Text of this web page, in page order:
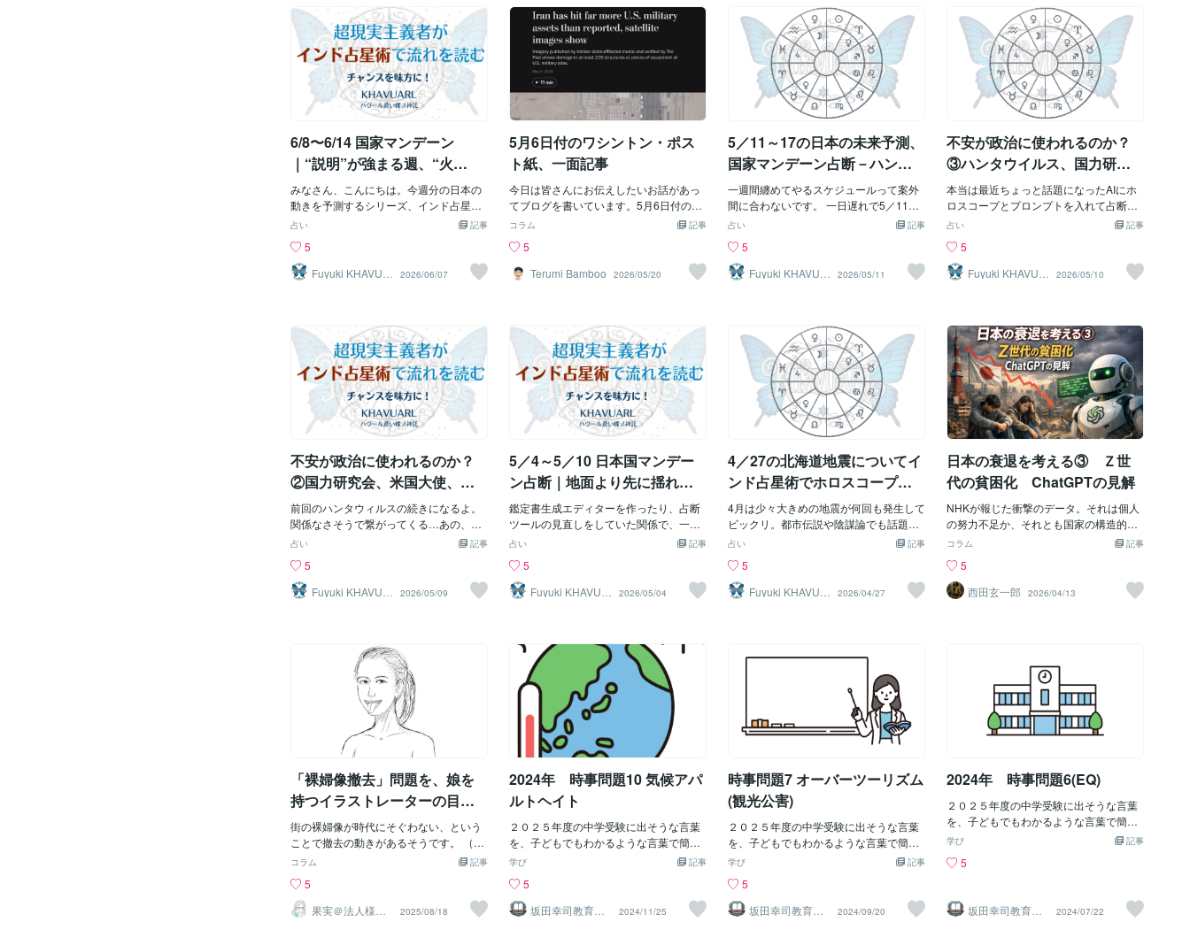
は、なぜ皇室典範に踏み込まないのか個
人的に不思議なのは、自称霊能者が皇室
典範の話をあまりしていないように見え
ることだ。神様の声が聞こえる。龍神様
とつながっている。天照大御神からメッ
セージを受け取った。日本の神々が動い
ている。そういう話は、スピリチュアル
界隈ではよく見る。ならば、皇室典範の
話こそ、もっと語られてもよさそうなも
のだ。天皇の話である。皇統の話であ
る。神話の
任の重さ」という象徴とは重なる。ただ
し、個人の死に関する出来事を、あとか
ら都合よく占断に回収するのは危険だ。
報道では、茨城県下妻市の須藤豊次市長
が死亡しているのが見つかり、警察は自
殺の可能性があるとみて調べているとさ
れている。ここで僕が書けるのは、死因
行政のトップ」「就任直後の重圧」「公
務と責任」「見えない負担」という
件”より“書類と仕組みが動く”タイプのニ
ュース。昨日の読みで言った「隠れてい
たものが表に出る」より「誰かが整理し
なければいけない形で表に出る」のう
ち、4/17はかなり後者寄りでした。一方
で、統一教会問題は、少なくとも4/18 0
0:28 JSTまでに確認した範囲では、4/17
に見出し級の新展開は見え
出やすいと見ているのは、次のようなも
のだ。・内部資料、証言、リーク、捜査
進展・被害者、補償、清算、支援、制度
設計・交通、通信、ライフライン、物流
の詰まり・水、液体、地下、港湾、医
療、薬、見えにくい場所のトラブル今日
は、“隠れていたものが表に出る”だけで
形で表に出る”という出方をしやすい。1.
宗教・裁判・被害者救済・組織清算の話
ここはかなり強い。旧統一教会に限ら
ず、宗教団体、学校、理念集団、公益法
人、被害者対応、補償、差し止め、司法
手続きのようなテーマが動きやすい。し
り、書類が動く、整理が進む、支援や制
度の次の一手が出るこの形のほうが図に
合う。2. エプスタイン文書型の“文書その
るというより、追加文書、追加証言、公
開方法の争い、誰が何を隠していたかの
論点整理といった出方が近い。今日は情
報の中身そのものと同じくらい、どう出
したか、誰が止めたか、どこまで出した
かが争点になりやすい。3. 交通・通信・
物流・港湾・海運ここも昨日より強い。
遅延・一部不具合・現場のバタつきが
た、秋葉弘道さんが社長を務めるスーパ
ーといえば何？（アキダイ） 第4問：CE
Oのシュテファン・カウフマン氏が違法
薬物の輸入の疑いで辞任を発表した、精
密機器で有名なメーカーといえばどこ？
（オリンパス） 第5問：昨日行われた「N
HK新人お笑い大賞」で、大賞を受賞した
お笑いコンビといえば何？（エバース）
第6問：東京7区にくら替えも、落選した
自民党の元オリンピック担当大臣といえ
ば誰？（丸川珠代） 第7問：ホストの売
掛金めぐる傷害事件が元で都内初の営業
停止処分が決まった、東京・歌舞伎町の
ホストクラブといえば何？（KINGDO
員長を辞任した自民党議員の若手議員と
いえば誰？（小泉進次郎） 第9問：ロン
グセラー絵本「ねないこ だれだ」など
こ） 第10問：今シーズン、球団ワースト
の99敗を記録した、大谷翔平が昨シーズ
ンまで所属していたチームはどこ？（エ
ンゼルス） ◎あなたは何問わかりま
したか？
日は満月が2024年で最大に見える「スー
パームーン」です。この10月の満月を、
アメリカでは「何ムーン」と呼んでい
る？（ハンターズ・ムーン） 第4問：ネ
ット上で「エイズではないか？」という
疑いをかけられて法的措置を実行するこ
とを決意した、セクシー女優と言えば
リ2024」の予選で3回戦進出を決めた、4
人組ユニットといえば何？（ふぉ～ゆ
～） 第6問：先ごろ放送されたTBSテレ
ビ「お笑いの日」では大暴れし、この度
放送される「選挙の日」ではスペシャル
コメンテーターを務めることが決まった
問：韓国への「ナンパ旅行」をネット上
に公開し問題になり、代表が謝罪に追い
込まれた、日本の「ナンパ師軍団」の名
なっていたことが今日わかった、双子の
野ネズミが活躍する絵本シリーズといえ
ば何？（『ぐりとぐら』） 第9問：現
在、ドジャースとリーグ優勝決定戦を争
っている「都会っ子」を表す「メトロポ
リタンズ」から名前を取った大リーグの
チームはどこ？（メッツ〈ニューヨー
で死亡しているのがわか
いが実際にどこまで役に立つのか分から
ない。ということで、今回もあえてやる
のです。前回の予測ページはコレ。円と
株は往復し、日米協調介入まで起きた7月
27日から8月2日までの日本未来予測で
は、最も大きく動くものとして、円。株
価。金利。物価。政府と中央銀行への評
9日にかけては、交通、通信、設備の障
害、大きな事故、自然災害も考えた。し
かし、時間を絞って現実の日程と照合し
た結果、災害より金融市場が中心になる
と判断した。その後、7月28日に令和8年
熊本地震が発生。この時点では、金融へ
検証した。ところが、一週間を最後まで
見届けると、円と株価も大きく往復し、
予測に残していた為替介入まで実際に行
害は出ない。災害が起きたなら金融の読
みは間違いだった。そう二者択一にした
ことが、今回の読み違いだった。先に総
合判定今回の結果を先にまとめると、・7
月28日の強い突発点 ○・熊本地震の発
生時刻と場所 ×・自然災害を本命から外
した判断 ×・FOMCと日銀の政策金利据
え置き ○・円相場の大きな往復 ○・為
替介入への警戒と実際の介入 ◎・株価
の大きな
6/8〜6/14 国家マンデーン
｜“説明”が強まる週、“火
種”が表に出る週
みなさん、こんにちは。今週分の日本の
動きを予測するシリーズ、インド占星術
で未来予測をする国家マンデーンでござ
じようにできます。興味ある方は是非ご
覧ください。今週の国家・政権・国民生
活・災害・外交・経済の流れこの7日分を
政府、政権、首相官邸、公的発表、行政
判断を示す。ここに水星が強く入る。水
星は、情報、言葉、発表、文書、会見、
数字、データ、報道、制度説明を示す。
つまり今週は、政府発表、説明、情報整
理、会見、文書、制度、報道対応が中心
になりやすい。ただ、それだけならまだ
常に強いこと。8室は、事故、危機、隠れ
た問題、突然の露呈、死傷、災害、裏側
で進んでいたものを示す。そこに牡羊座
の火星。火星は自分の星座で力がある。
火星は、火、事故、軍事、攻撃、衝突、
怒り、刃物、爆発、機械、燃料、危機管
強まる。裏では火種が強い。6月二週目
は、“説明”と“火種”の週として読める。今
週の主役は「10室水星」と「8室火星」
の対象は穏やかなものではない。何かが
起きる。あるいは、すでに起きていたも
のが表に出る。その処理として、政府や
組織が説明に追われる。そんな配置に見
える。10室の水星は、言葉で整理する力
を持つ。会見。文書。数字。制度。公式
発表。報道対応。このあたりはかなり強
い。一方で、8室の火星は、裏側で燃えて
いる火種を示す。火災。事故。治安事
件。軍事緊張。
記事
占い
5
Fuyuki KHAVUA
2026/06/07
5月6日付のワシントン・ポス
ト紙、一面記事
今日は皆さんにお伝えしたいお話があっ
てブログを書いています。5月6日付のワ
シントン・ポスト紙、一面記事をぜひご
ブスク購読する必要はありますが、その
価値のある記事かと思います。私は月額5
00円の課金でした。 「bahrain base」や
子版の日時表示は7日であったり、8日で
あったりもするみたいです。 私は原文を
理解する英語力がありませんので、ブラ
ウザアプリで閲覧しての自動翻訳で読み
ました。 記事の内容は、衛星画像の分析
や当局者への聞き取りによるイラン戦争
の調査報道です。 米国の他大手紙とテレ
れらも日本国内との情報格差を感じさせ
ます。 例えば、バーレーンの海軍基地は
被害甚大で、第5艦隊司令部は米本土フロ
リダの空軍基地に移転され、艦隊はリモ
ート運用されている模様です。ちなみ
に、第7艦隊の司令部は横須賀ですから、
像してみてください。 在日米軍基地から
出撃した航空機や艦艇は無事であって
も、その司令部がある基地の"damage(被
単語は記事からの引用）。私は、パトリ
オット(PAC-3)やTHAADといったミサイ
ル防衛システムによって、米軍基地はし
っかりと守られていると思っていまし
た。ところが、イラン戦争ではそれらの
設備が標的となり、損傷や破壊をされて
いる様子です。イランの戦闘機による爆
撃すら記事
記事
コラム
5
Terumi Bamboo
2026/05/20
5／11～17の日本の未来予測、
国家マンデーン占断－ハンタ
ウイルス、政治不信、緊急事
態条項が同じ空気に乗る週
一週間纏めてやるスケジュールって案外
間に合わないです。 一日遅れで5／11～
の未来予測…１日は過去だけれど。 占断
何を決めようとしているのか 前回、5／
4〜5／10の日本国マンデーンでは、 「地
面より先に揺れるのは、制度・生活・情
金、社会保険料、医療費、福祉、給付、
生活防衛、そして「この制度、もうキツ
くない？」という感覚が出やすい週だと
書いていました。 そして週末から5／11
にかけて、 その流れはかなり分かりやす
い形で現実化してきたように見えます。
ハンタウイルス報道。 国力研究会。 緊急
傷動画疑惑。 中東情勢と物価高への警
戒。 ひとつひとつは別々のニュースで
す。 けれど、マンデーン的に見ると、 今
週はこれらがひとつの線でつながって見
える週です。 その線とは、 不安をきっか
けに、国の判断・制度・権力のあり方が
きなテーマ 今回のホロスコープで目立つ
のは、主にこのあたりです。 ・月とラー
フが水瓶座側で重なる ・土星と火星が魚
に詳しくない方のために、ざっくり言う
と、 国民の不安、感染症、情報の拡散、
外交、制度、政治判断、物価、生活防衛
このあたりが同時に動きやすい配置で
す。 怖いニュースが出る。 それに対して
記事
占い
5
Fuyuki KHAVUA
2026/05/11
不安が政治に使われるのか？
③ハンタウイルス、国力研究
会、緊急事態条項――不安ニ
ュースの先に何が動くのか
本当は最近ちょっと話題になったAIにホ
ロスコープとプロンプトを入れて占断す
るお話をしたかったのだけれど、時事問
ウイルス報道、国力研究会、米国大使、
緊急事態条項について書いてきた。最初
は、いくつかのニュースが同じ時期に並
の画像。 製薬株の反応。 そしてその裏側
で動く、国力研究会と緊急事態条項を含
む改憲の流れ。 ひとつひとつを見れば、
別々のニュースに見える。 けれど、並べ
て見ると、ひとつの空気が浮かび上がっ
てくる。 それは、 不安が制度変更の燃料
になる空気 だ。 ハンタウイルスそのもの
が、世界的大流行を起こすと断定したい
わけではない。 むしろホロスコープで見
る限り、病そのものよりも、情報と不安
が先に走る印象が強い。 感染症という言
葉が出た瞬間に、社会の記憶はコロナ禍
へ戻る。 ワクチン。 製薬会社。 政府発
表。 医師会。 WHO。 マスメディア。 S
タウイルス報道は、こうした記憶を一気
に呼び戻すニュースとして現れているよ
うに見える。 そして、その同じ時期に出
報じられている。 外交、皇室、安全保障
など、中長期課題を議論するという。 こ
こだけ見れば、政策勉強会のようにも見
える。 けれど、初回講師として米国大使
を招く予定だという点は、かなり象徴的
必要は
記事
占い
5
Fuyuki KHAVUA
2026/05/10
不安が政治に使われるのか？
②国力研究会、米国大使、緊
急事態条項をホロスコープで
読む
前回のハンタウィルスの続きになるよ。
関係なさそうで繋がってくる…あの、結
構最近、日本国民が経験したアレに近い
回は、その続きとして、国力研究会、米
国大使、そして緊急事態条項について見
ていきます。この3つを並べて見ると、単
はいろいろな読み方があるため、ここで
は細かい配置の説明よりも、チャート全
体から見える流れを中心に読んでいきま
す。国力研究会と米国大使報道による
と、国力研究会は、麻生氏ら自民党有志
が、高市政権の政策を推進するために発
足させる議員連盟だとされています。外
交や皇室、安全保障など、中長期的な課
題を議論するとされています。ここだけ
見れば、普通の政策勉強会のようにも見
えます。ただし、気になるのは、初回講
師として米国のグラス駐日大使を招く予
定だという点です。米国大使を呼ぶこと
自体が悪いという話ではありません。日
保障や外交を語るうえで、米国との関係
を抜きにすることはできません。ただ、
今回はタイミングが気になります。同じ
記事
占い
5
Fuyuki KHAVUA
2026/05/09
5／4～5／10 日本国マンデー
ン占断｜地面より先に揺れる
のは、制度・生活・情報かも
しれない
鑑定書生成エディターを作ったり、占断
ツールの見直しをしていた関係で、一日
遅れのマンデーン占断です。 やっぱり三
新しくする予定で、こんな調子のデザイ
ンになります。 ※画像は一部です。 レイ
アウトパターンは幾つもあるのですが、
ゃん。そろそろキメないと丸焼きだ
な。」 などと言いながら作業していまし
た。 モルテンはモルテンで、 「ズラはズ
レてないズラー、丸焼き回避ズラー🦆
🔥」 とか言い出したりして、なかなかカ
オスでした。 さて、一日遅れですが、5
／4〜5／10の日本国マンデーンを見てい
きます。5／4〜5／10は「制度・生活・
情報の揺れ」が強い週 今回、特に目立つ
のはこのあたりです。 トランジット土
星：魚座15度台 日本国憲法施行図の金
星：魚座15度台 日本国憲法公布図の土
星：蟹座15度台 この配置から見ると、今
週は以下のようなテーマが出やすくなり
給付 生活防衛 国民生活の重さ 「この制
度、もうキツくない？」感 今週の“揺
れ”は、地面だけではなく制度・生活・情
記事
占い
5
Fuyuki KHAVUA
2026/05/04
4／27の北海道地震についてイ
ンド占星術でホロスコープを
確認した。
4月は少々大きめの地震が何回も発生して
ビックリ。都市伝説や陰謀論でも話題に
なってるけれどそれとは別で。インド占
僕は4月は壊滅的な地震が起こる象徴は見
られないと占断しておりました。結論か
ら言うと、今回の図はやはり壊滅級の大
が強く、土台そのものが一気に崩れ切る
感じは弱い。この配置は、被害が出ても
全体破綻までは行きにくく、「激甚災害
一直線」とは読みづらい。その一方で、
月にケートゥが絡んでいて、不意打ちの
では」という神経のざわつきはかなり出
やすい。つまり今回は、数字以上に嫌な
感じが残る揺れとしては出ていたと見て
いる。さらに、太陽・火星・水星・土星
が12室側に寄っていて、表で全部が崩れ
るというより、見えにくい圧や足元の不
うより、生活の安心感がじわっと削られ
る揺れに近い。ダシャーも金星／月／月
なので、土台そのものは持ちやすい一方
記事
占い
5
Fuyuki KHAVUA
2026/04/27
日本の衰退を考える③ Ｚ世
代の貧困化 ChatGPTの見解
NHKが報じた衝撃のデータ。それは個人
の努力不足か、それとも国家の構造的欠
陥か？AIとの対話から見えてきた、2030
綴ります。Ｑ、NHKニュースで２０代の
生活保護受給が25年前よりも約7倍増え
ているという理由について。ℤ世代も貧
問題が重なった結果です。むしろ、一部
では若年層の貧困・脆弱化が進んでいる
のは事実です。■ なぜ20代の生活保護が7
倍に増えたのかNHK系の報道内容を整理
すると、主な理由は次の4つです。① 病
害などで働けないケースが増加👉 昔より
あり、見えなかった困窮が表面化したと
も言えます。② 親が支えられない（氷河
期の影響）親世代が就職氷河期で収入が
不安定「実家がセーフティネットになら
ましたが、今は親も余裕がない＝即生活
保護に直結しやすい。③ 不安定な雇用・
記事
コラム
5
西田玄一郎
2026/04/13
「裸婦像撤去」問題を、娘を
持つイラストレーターの目線
で考えてみた
街の裸婦像が時代にそぐわない、という
ことで撤去の動きがあるそうです。 （20
25/8/18、読売新聞配信） 戦前は軍人や
後、裸婦像に置き換わっていったとい
う。 ところが、今では小学生などから
「見ていて恥ずかしくなる」 という声が
記事
コラム
5
果実＠法人様実
績多数のイラス
2025/08/18
2024年 時事問題10 気候アパ
ルトヘイト
２０２５年度の中学受験に出そうな言葉
を、子どもでもわかるような言葉で簡単
に説明して行きたいと思います。 (偏差値
書くようにしています。) 『気候アパルト
ヘイト』とは 先進国と発展途上国との間
にある格差が、気候変動によってさらに
記事
学び
5
坂田幸司教育研
究所
2024/11/25
時事問題7 オーバーツーリズム
(観光公害)
２０２５年度の中学受験に出そうな言葉
を、子どもでもわかるような言葉で簡単
に説明して行きたいと思います。 オーバ
り過ぎて、 地域住民の生活環境や自然環
境に 悪影響が出ることを言います。 200
3年小泉純一郎内閣総理大臣の時に、 観
記事
学び
5
坂田幸司教育研
究所
2024/09/20
2024年 時事問題6(EQ)
２０２５年度の中学受験に出そうな言葉
を、子どもでもわかるような言葉で簡単
に説明して行きたいと思います。 『E
ます。 自分の感情や相手の感情を理解し
言います。 簡単に言うと、 怒らない方が
いい場面では怒らず、 喜んだ方がいい場
記事
学び
5
坂田幸司教育研
究所
2024/07/22